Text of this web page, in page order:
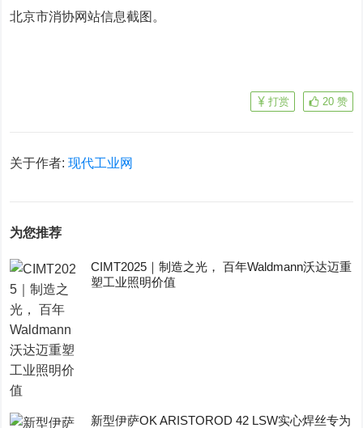
北京市消协网站信息截图。
20 赞
打赏
关于作者:现代工业网
为您推荐
CIMT2025｜制造之光， 百年Waldmann沃达迈重
塑工业照明价值
新型伊萨OK ARISTOROD 42 LSW实心焊丝专为